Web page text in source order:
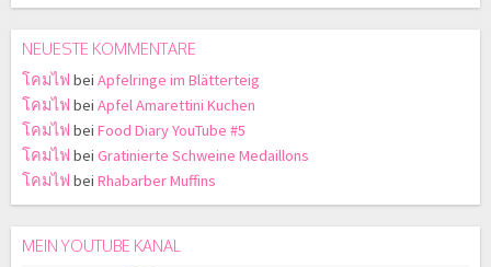
NEUESTE KOMMENTARE
โคมไฟ bei Apfelringe im Blätterteig
โคมไฟ bei Apfel Amarettini Kuchen
โคมไฟ bei Food Diary YouTube #5
โคมไฟ bei Gratinierte Schweine Medaillons
โคมไฟ bei Rhabarber Muffins
MEIN YOUTUBE KANAL